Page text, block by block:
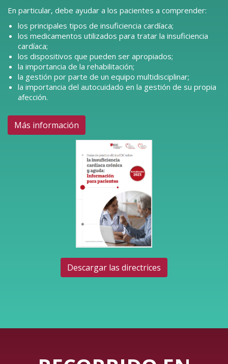
En particular, debe ayudar a los pacientes a comprender:
los principales tipos de insuficiencia cardíaca;
los medicamentos utilizados para tratar la insuficiencia
cardíaca;
los dispositivos que pueden ser apropiados;
la importancia de la rehabilitación;
la gestión por parte de un equipo multidisciplinar;
la importancia del autocuidado en la gestión de su propia
afección.
Más información
Descargar las directrices